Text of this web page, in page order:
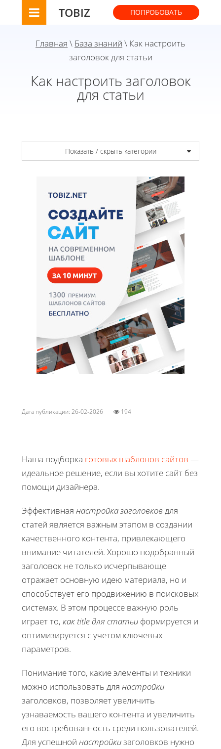
TOBIZ ПОПРОБОВАТЬ
Главная \ База знаний \ Как настроить
заголовок для статьи
Как настроить заголовок
для статьи
Показать / скрыть категории
Дата публикации: 26-02-2026 194
Наша подборка готовых шаблонов сайтов —
идеальное решение, если вы хотите сайт без
помощи дизайнера.
Эффективная настройка заголовков для
статей является важным этапом в создании
качественного контента, привлекающего
внимание читателей. Хорошо подобранный
заголовок не только исчерпывающе
отражает основную идею материала, но и
способствует его продвижению в поисковых
системах. В этом процессе важную роль
играет то, как title для статьи формируется и
оптимизируется с учетом ключевых
параметров.
Понимание того, какие элементы и техники
можно использовать для настройки
заголовков, позволяет увеличить
узнаваемость вашего контента и увеличить
его востребованность среди пользователей.
Для успешной настройкизаголовков нужно